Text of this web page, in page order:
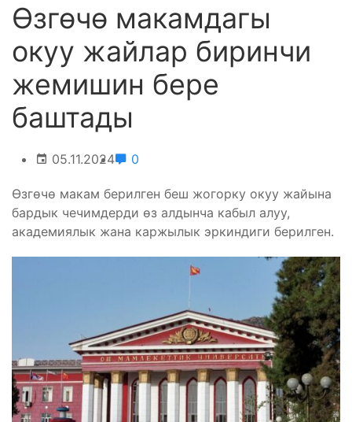
Өзгөчө макамдагы
окуу жайлар биринчи
жемишин бере
баштады
05.11.2024 0
Өзгөчө макам берилген беш жогорку окуу жайына
бардык чечимдерди өз алдынча кабыл алуу,
академиялык жана каржылык эркиндиги берилген.